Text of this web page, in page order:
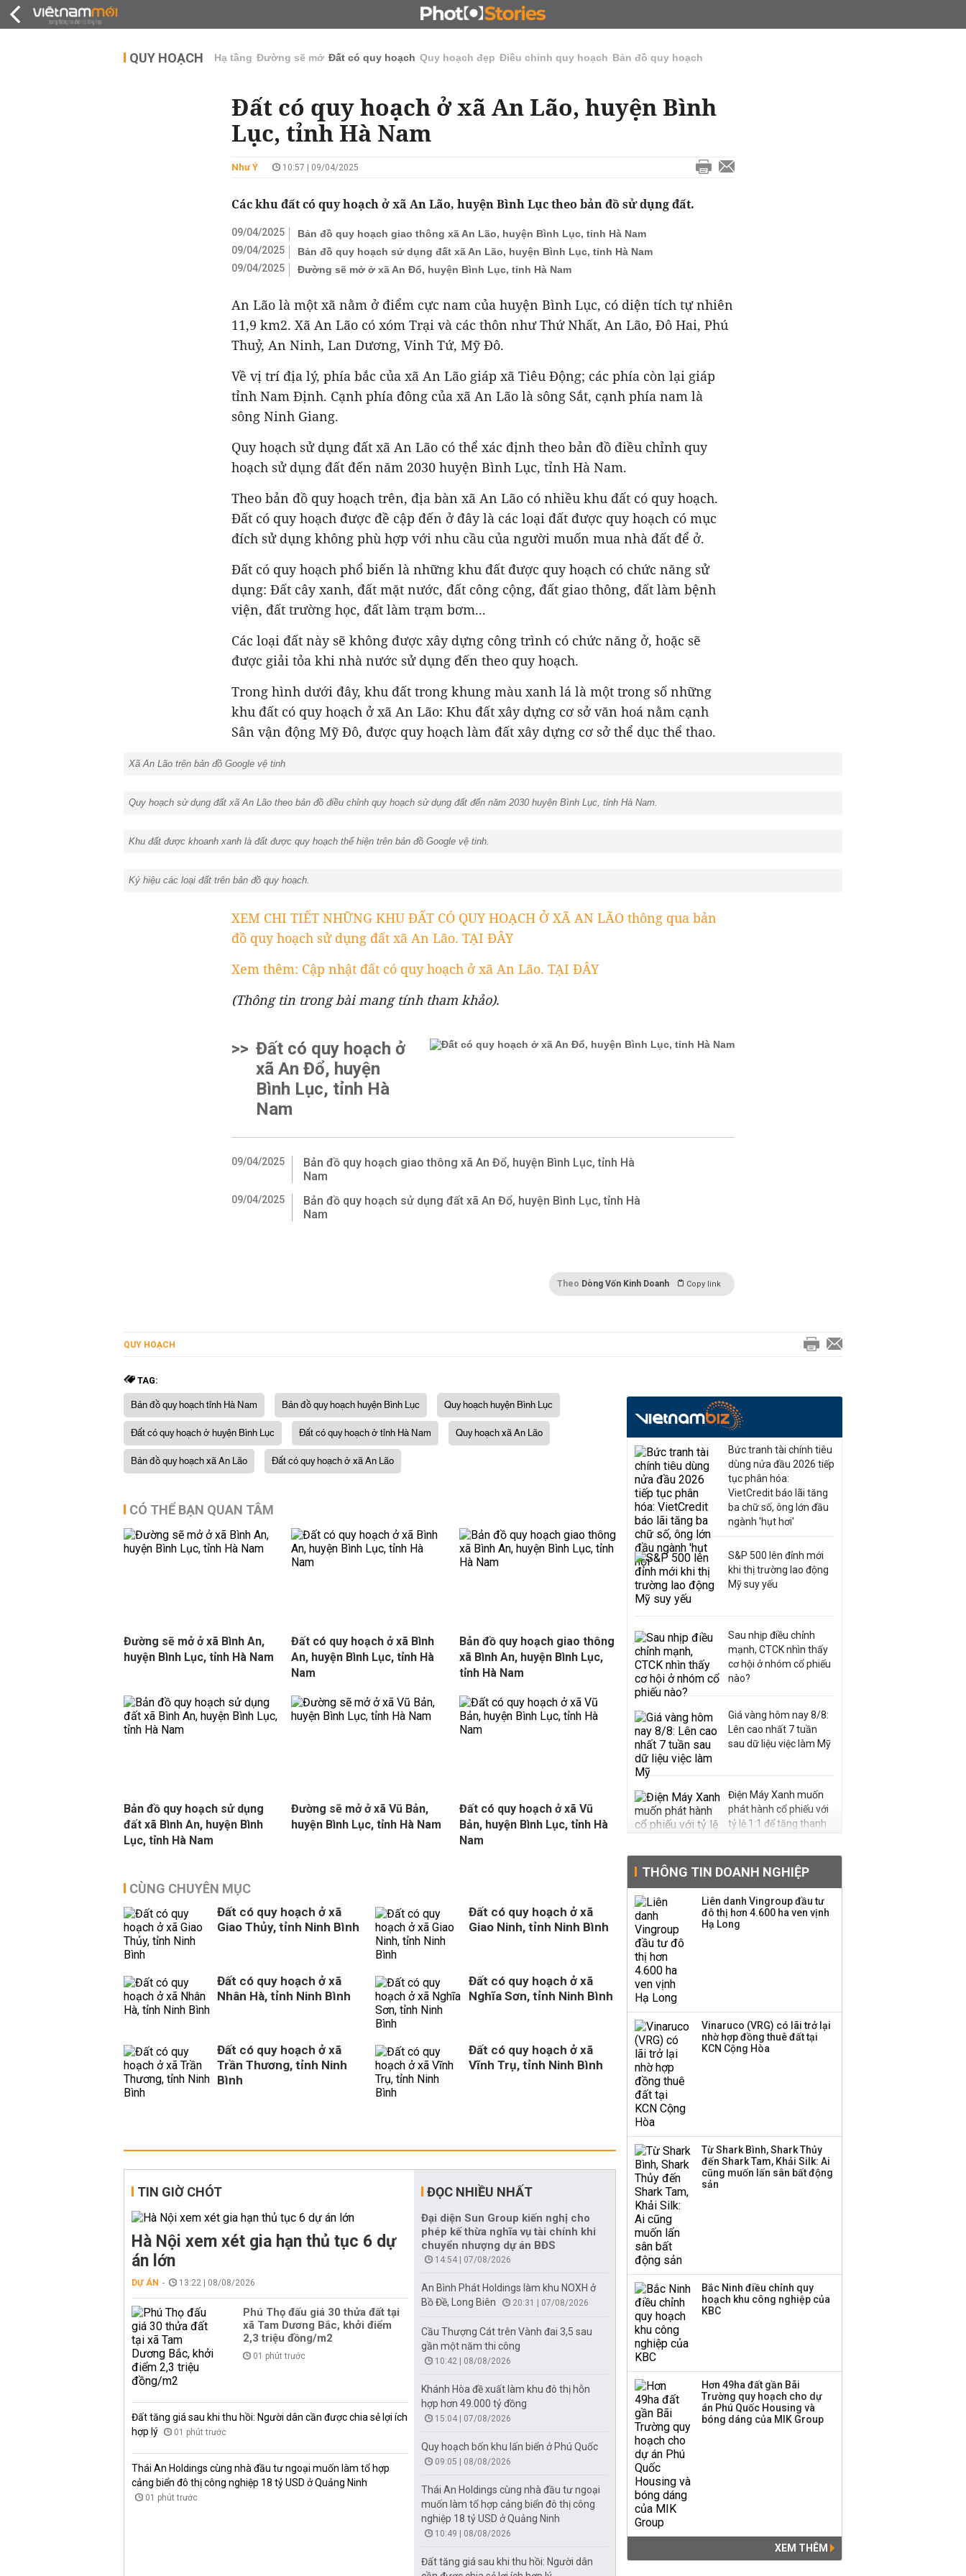
ĐẤU GIÁ - ĐẤU THẦU KINH DOANH
QUY HOẠCH Hạ tầng Đường sẽ mở Đất có quy hoạch Quy hoạch đẹp Điều chỉnh quy hoạch Bản đồ quy hoạch
Đất có quy hoạch ở xã An Lão, huyện Bình
Lục, tỉnh Hà Nam
Như Ý 10:57 | 09/04/2025
Các khu đất có quy hoạch ở xã An Lão, huyện Bình Lục theo bản đồ sử dụng đất.
09/04/2025
Bản đồ quy hoạch giao thông xã An Lão, huyện Bình Lục, tỉnh Hà Nam
09/04/2025
Bản đồ quy hoạch sử dụng đất xã An Lão, huyện Bình Lục, tỉnh Hà Nam
09/04/2025
Đường sẽ mở ở xã An Đổ, huyện Bình Lục, tỉnh Hà Nam
An Lão là một xã nằm ở điểm cực nam của huyện Bình Lục, có diện tích tự nhiên
11,9 km2. Xã An Lão có xóm Trại và các thôn như Thứ Nhất, An Lão, Đô Hai, Phú
Thuỷ, An Ninh, Lan Dương, Vinh Tứ, Mỹ Đô.
Về vị trí địa lý, phía bắc của xã An Lão giáp xã Tiêu Động; các phía còn lại giáp
tỉnh Nam Định. Cạnh phía đông của xã An Lão là sông Sắt, cạnh phía nam là
sông Ninh Giang.
Quy hoạch sử dụng đất xã An Lão có thể xác định theo bản đồ điều chỉnh quy
hoạch sử dụng đất đến năm 2030 huyện Bình Lục, tỉnh Hà Nam.
Theo bản đồ quy hoạch trên, địa bàn xã An Lão có nhiều khu đất có quy hoạch.
Đất có quy hoạch được đề cập đến ở đây là các loại đất được quy hoạch có mục
đích sử dụng không phù hợp với nhu cầu của người muốn mua nhà đất để ở.
Đất có quy hoạch phổ biến là những khu đất được quy hoạch có chức năng sử
dụng: Đất cây xanh, đất mặt nước, đất công cộng, đất giao thông, đất làm bệnh
viện, đất trường học, đất làm trạm bơm...
Các loại đất này sẽ không được xây dựng công trình có chức năng ở, hoặc sẽ
được giải tỏa khi nhà nước sử dụng đến theo quy hoạch.
Trong hình dưới đây, khu đất trong khung màu xanh lá là một trong số những
khu đất có quy hoạch ở xã An Lão: Khu đất xây dựng cơ sở văn hoá nằm cạnh
Sân vận động Mỹ Đô, được quy hoạch làm đất xây dựng cơ sở thể dục thể thao.
Xã An Lão trên bản đồ Google vệ tinh
Quy hoạch sử dụng đất xã An Lão theo bản đồ điều chỉnh quy hoạch sử dụng đất đến năm 2030 huyện Bình Lục, tỉnh Hà Nam.
Khu đất được khoanh xanh là đất được quy hoạch thể hiện trên bản đồ Google vệ tinh.
Ký hiệu các loại đất trên bản đồ quy hoạch.
XEM CHI TIẾT NHỮNG KHU ĐẤT CÓ QUY HOẠCH Ở XÃ AN LÃO thông qua bản
đồ quy hoạch sử dụng đất xã An Lão. TẠI ĐÂY
Xem thêm: Cập nhật đất có quy hoạch ở xã An Lão. TẠI ĐÂY
(Thông tin trong bài mang tính tham khảo).
>> Đất có quy hoạch ở
xã An Đổ, huyện
Bình Lục, tỉnh Hà
Nam
09/04/2025
Bản đồ quy hoạch giao thông xã An Đổ, huyện Bình Lục, tỉnh Hà
Nam
09/04/2025
Bản đồ quy hoạch sử dụng đất xã An Đổ, huyện Bình Lục, tỉnh Hà
Nam
Theo Dòng Vốn Kinh Doanh Copy link
QUY HOẠCH
TAG:
Bản đồ quy hoạch tỉnh Hà Nam Bản đồ quy hoạch huyện Bình Lục
Quy hoạch huyện Bình Lục
Đất có quy hoạch ở huyện Bình Lục
Đất có quy hoạch ở tỉnh Hà Nam
Quy hoạch xã An Lão
Bản đồ quy hoạch xã An Lão
Đất có quy hoạch ở xã An Lão
CÓ THỂ BẠN QUAN TÂM
Đường sẽ mở ở xã Bình An,
huyện Bình Lục, tỉnh Hà Nam
Đất có quy hoạch ở xã Bình
An, huyện Bình Lục, tỉnh Hà
Nam
Bản đồ quy hoạch giao thông
xã Bình An, huyện Bình Lục,
tỉnh Hà Nam
Bản đồ quy hoạch sử dụng
đất xã Bình An, huyện Bình
Lục, tỉnh Hà Nam
Đường sẽ mở ở xã Vũ Bản,
huyện Bình Lục, tỉnh Hà Nam
Đất có quy hoạch ở xã Vũ
Bản, huyện Bình Lục, tỉnh Hà
Nam
CÙNG CHUYÊN MỤC
Đất có quy hoạch ở xã
Giao Thủy, tỉnh Ninh Bình
Đất có quy hoạch ở xã
Giao Ninh, tỉnh Ninh Bình
Đất có quy hoạch ở xã
Nhân Hà, tỉnh Ninh Bình
Đất có quy hoạch ở xã
Nghĩa Sơn, tỉnh Ninh Bình
Đất có quy hoạch ở xã
Trần Thương, tỉnh Ninh
Bình
Đất có quy hoạch ở xã
Vĩnh Trụ, tỉnh Ninh Bình
TIN GIỜ CHÓT
Hà Nội xem xét gia hạn thủ tục 6 dự
án lớn
DỰ ÁN 13:22 | 08/08/2026
Phú Thọ đấu giá 30 thửa đất tại
xã Tam Dương Bắc, khởi điểm
2,3 triệu đồng/m2
01 phút trước
Đất tăng giá sau khi thu hồi: Người dân cần được chia sẻ lợi ích
hợp lý
01 phút trước
Thái An Holdings cùng nhà đầu tư ngoại muốn làm tổ hợp
cảng biển đô thị công nghiệp 18 tỷ USD ở Quảng Ninh
01 phút trước
ĐỌC NHIỀU NHẤT
Đại diện Sun Group kiến nghị cho
phép kế thừa nghĩa vụ tài chính khi
chuyển nhượng dự án BĐS
14:54 | 07/08/2026
An Bình Phát Holdings làm khu NOXH ở
Bồ Đề, Long Biên
20:31 | 07/08/2026
Cầu Thượng Cát trên Vành đai 3,5 sau
gần một năm thi công
10:42 | 08/08/2026
Khánh Hòa đề xuất làm khu đô thị hỗn
hợp hơn 49.000 tỷ đồng
15:04 | 07/08/2026
Quy hoạch bốn khu lấn biển ở Phú Quốc
09:05 | 08/08/2026
Thái An Holdings cùng nhà đầu tư ngoại
muốn làm tổ hợp cảng biển đô thị công
nghiệp 18 tỷ USD ở Quảng Ninh
10:49 | 08/08/2026
Đất tăng giá sau khi thu hồi: Người dân
Bức tranh tài chính tiêu
dùng nửa đầu 2026 tiếp
tục phân hóa:
VietCredit báo lãi tăng
ba chữ số, ông lớn đầu
ngành 'hụt hơi'
S&P 500 lên đỉnh mới
khi thị trường lao động
Mỹ suy yếu
Sau nhịp điều chỉnh
mạnh, CTCK nhìn thấy
cơ hội ở nhóm cổ phiếu
nào?
Giá vàng hôm nay 8/8:
Lên cao nhất 7 tuần
sau dữ liệu việc làm Mỹ
Điện Máy Xanh muốn
phát hành cổ phiếu với
tỷ lệ 1:1 để tăng thanh
Quy hoạch 4 khu lấn
biển ở Phú Quốc
hàng
Dự án Sheraton Phú
Huấn Hoa Hồng bỗng
dưng ‘biến mất’, một
công ty khác đã giải thể
THÔNG TIN DOANH NGHIỆP
Liên danh Vingroup đầu tư
đô thị hơn 4.600 ha ven vịnh
Hạ Long
Vinaruco (VRG) có lãi trở lại
nhờ hợp đồng thuê đất tại
KCN Cộng Hòa
Từ Shark Bình, Shark Thủy
đến Shark Tam, Khải Silk: Ai
cũng muốn lấn sân bất động
sản
Bắc Ninh điều chỉnh quy
hoạch khu công nghiệp của
KBC
Hơn 49ha đất gần Bãi
Trường quy hoạch cho dự
án Phú Quốc Housing và
bóng dáng của MIK Group
XEM THÊM